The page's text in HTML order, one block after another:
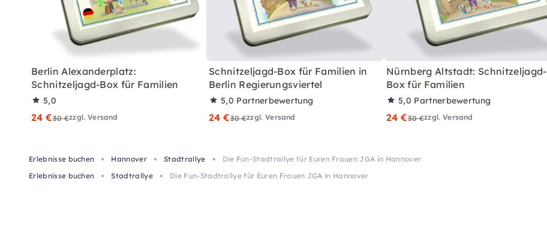
Berlin Alexanderplatz:
Schnitzeljagd-Box für Familien
5,0
24 €30 €zzgl. Versand
Schnitzeljagd-Box für Familien in
Berlin Regierungsviertel
5,0 Partnerbewertung
24 €30 €zzgl. Versand
Nürnberg Altstadt: Schnitzeljagd-
Box für Familien
5,0 Partnerbewertung
24 €30 €zzgl. Versand
Erlebnisse buchen Hannover Stadtrallye
Die Fun-Stadtrallye für Euren Frauen JGA in Hannover
Erlebnisse buchen
Stadtrallye Die Fun-Stadtrallye für Euren Frauen JGA in Hannover